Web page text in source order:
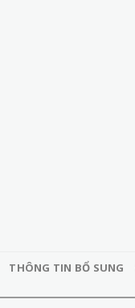
THÔNG TIN BỔ SUNG